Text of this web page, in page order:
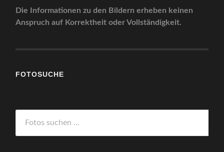
Die Informationen zu den Bildern erheben keinen
Anspruch auf Korrektheit oder Vollständigkeit.
FOTOSUCHE